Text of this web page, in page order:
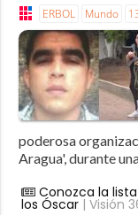
ERBOL Mundo
poderosa
Aragua', durante
Conozca la
los Óscar| Visión